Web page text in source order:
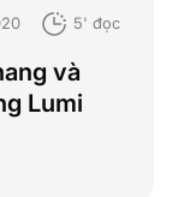
5' đọc
và
Lumi